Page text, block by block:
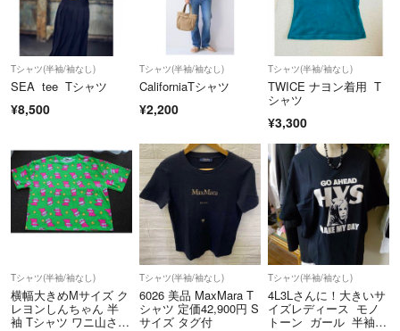
Tシャツ(半袖/袖なし)
SEA tee Tシャツ
¥8,500
Tシャツ(半袖/袖なし)
CaliforniaTシャツ
¥2,200
Tシャツ(半袖/袖なし)
TWICE ナヨン着用 T
シャツ
¥3,300
Tシャツ(半袖/袖なし)
横幅大きめМサイズ ク
レヨンしんちゃん 半
袖 Tシャツ ワニ山さん
Tシャツ(半袖/袖なし)
6026 美品 MaxMara T
シャツ 定価42,900円 S
サイズ タグ付
Tシャツ(半袖/袖なし)
4L3Lさんに！大きいサ
イズレディース モノ
トーン ガール 半袖T